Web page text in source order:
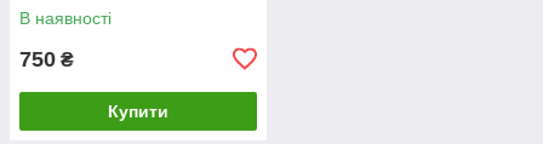
В наявності
750 ₴
Купити